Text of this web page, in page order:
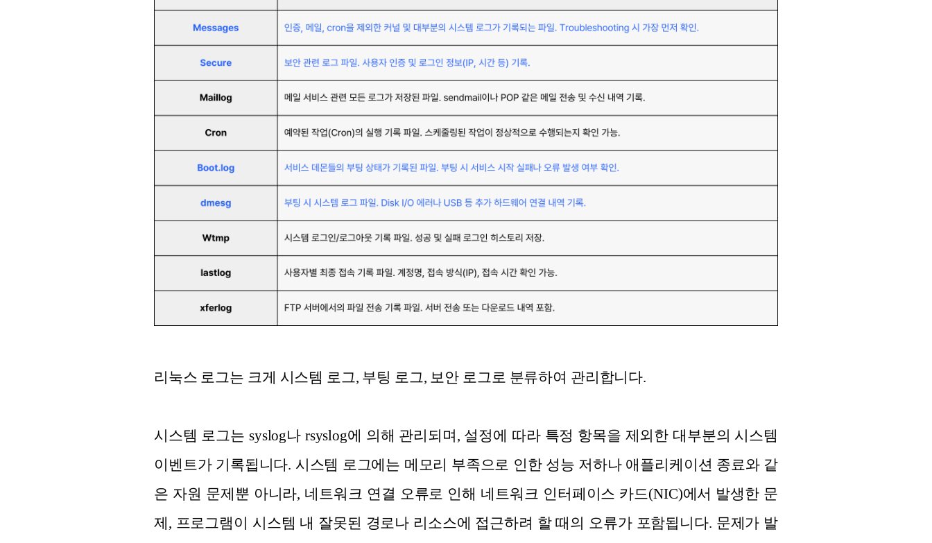
리눅스 로그는 크게 시스템 로그, 부팅 로그, 보안 로그로 분류하여 관리합니다.
시스템 로그는 syslog나 rsyslog에 의해 관리되며, 설정에 따라 특정 항목을 제외한 대부분의 시스템
이벤트가 기록됩니다. 시스템 로그에는 메모리 부족으로 인한 성능 저하나 애플리케이션 종료와 같
은 자원 문제뿐 아니라, 네트워크 연결 오류로 인해 네트워크 인터페이스 카드(NIC)에서 발생한 문
제, 프로그램이 시스템 내 잘못된 경로나 리소스에 접근하려 할 때의 오류가 포함됩니다. 문제가 발